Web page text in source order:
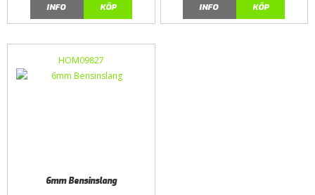
INFO
KÖP
INFO
KÖP
HOM09827
6mm Bensinslang